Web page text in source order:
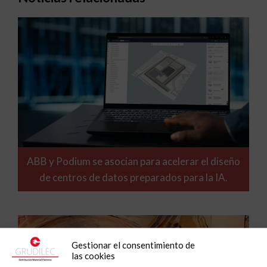
Gestionar el consentimiento de
las cookies
ABB y Podium se asocian para acelerar el diseño
de centros de datos preparados para la IA.